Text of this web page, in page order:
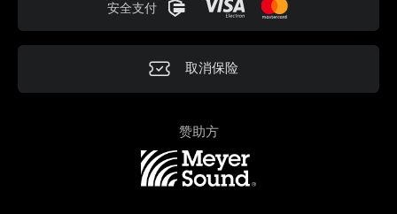
安全支付
取消保险
赞助方